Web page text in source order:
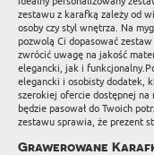
zestawu z karafką zależy od
osoby czy styl wnętrza. Na
pozwolą Ci dopasować
zwrócić uwagę na jakość
elegancki, jak i
elegancki i osobisty dodatek,
szerokiej ofercie dostępnej na
będzie pasował do Twoich
zestawu sprawia, że prezent
Grawerowane